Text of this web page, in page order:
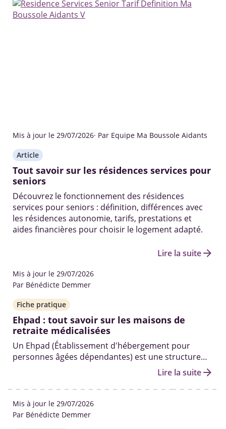
Mis à jour le 29/07/2026· Par Equipe Ma Boussole Aidants
Article
Tout savoir sur les résidences services pour
seniors
Découvrez le fonctionnement des résidences
services pour seniors : définition, différences avec
les résidences autonomie, tarifs, prestations et
aides financières pour choisir le logement adapté.
Lire la suitearrow_forward
Mis à jour le 29/07/2026
Par Bénédicte Demmer
Fiche pratique
Ehpad : tout savoir sur les maisons de
retraite médicalisées
Un Ehpad (Établissement d'hébergement pour
personnes âgées dépendantes) est une structure
médicalisée qui accueille les seniors dépendants
ayant besoin d'un accompagnement et de soins
médicaux au quotidien.
Lire la suitearrow_forward
Mis à jour le 29/07/2026
Par Bénédicte Demmer